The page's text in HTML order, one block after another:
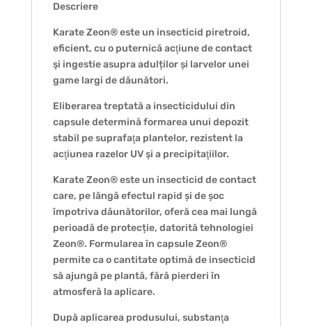
Descriere
Karate Zeon® este un insecticid piretroid,
eficient, cu o puternică acţiune de contact
şi ingestie asupra adulților și larvelor unei
game largi de dăunători.
Eliberarea treptată a insecticidului din
capsule determină formarea unui depozit
stabil pe suprafaţa plantelor, rezistent la
acţiunea razelor UV şi a precipitaţiilor.
Karate Zeon® este un insecticid de contact
care, pe lângă efectul rapid și de șoc
împotriva dăunătorilor, oferă cea mai lungă
perioadă de protecție, datorită tehnologiei
Zeon®. Formularea în capsule Zeon®
permite ca o cantitate optimă de insecticid
să ajungă pe plantă, fără pierderi în
atmosferă la aplicare.
După aplicarea produsului, substanţa